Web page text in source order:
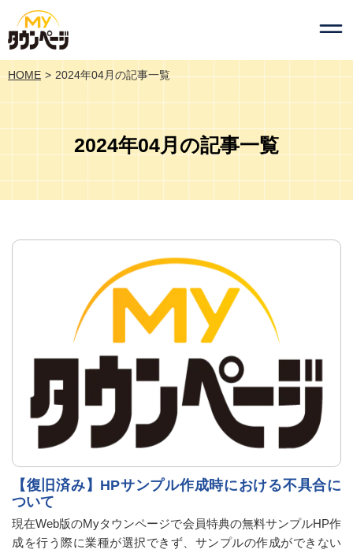
HOME 2024年04月の記事一覧
2024年04月の記事一覧
【復旧済み】HPサンプル作成時における不具合に
ついて
現在Web版のMyタウンページで会員特典の無料サンプルHP作
成を行う際に業種が選択できず、サンプルの作成ができない